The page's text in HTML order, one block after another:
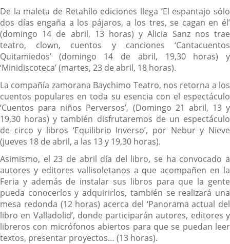
una
aplicación
externa.
De la maleta de Retahílo ediciones llega ‘El espantajo sólo
dos días engaña a los pájaros, a los tres, se cagan en él’
(domingo 14 de abril, 13 horas) y Alicia Sanz nos trae
teatro, clown, cuentos y canciones ‘Cantacuentos
Quitamiedos’ (domingo 14 de abril, 19,30 horas) y
‘Minidiscoteca’ (martes, 23 de abril, 18 horas).
La compañía zamorana Baychimo Teatro, nos retorna a los
cuentos populares en toda su esencia con el espectáculo
‘Cuentos para niños Perversos’, (Domingo 21 abril, 13 y
19,30 horas) y también disfrutaremos de un espectáculo
de circo y libros ‘Equilibrio Inverso’, por Nebur y Nieve
(jueves 18 de abril, a las 13 y 19,30 horas).
Asimismo, el 23 de abril día del libro, se ha convocado a
autores y editores vallisoletanos a que acompañen en la
Feria y además de instalar sus libros para que la gente
pueda conocerlos y adquirirlos, también se realizará una
mesa redonda (12 horas) acerca del ‘Panorama actual del
libro en Valladolid’, donde participarán autores, editores y
libreros con micrófonos abiertos para que se puedan leer
textos, presentar proyectos… (13 horas).